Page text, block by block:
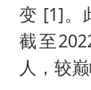
变 [1]。
截至
人，较